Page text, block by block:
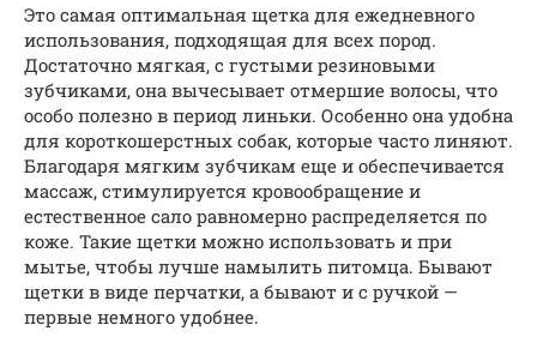
Это самая оптимальная щетка для ежедневного
использования, подходящая для всех пород.
Достаточно мягкая, с густыми резиновыми
зубчиками, она вычесывает отмершие волосы, что
особо полезно в период линьки. Особенно она удобна
для короткошерстных собак, которые часто линяют.
Благодаря мягким зубчикам еще и обеспечивается
массаж, стимулируется кровообращение и
естественное сало равномерно распределяется по
коже. Такие щетки можно использовать и при
мытье, чтобы лучше намылить питомца. Бывают
щетки в виде перчатки, а бывают и с ручкой —
первые немного удобнее.